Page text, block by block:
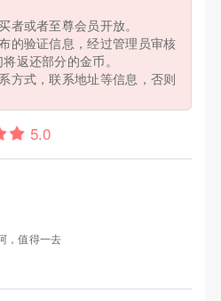
者或者至尊会员开放。
的验证信息，经过管理员审核
返还部分的金币。
方式，联系地址等信息，否则
，值得一去